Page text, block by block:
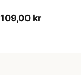
109,00 kr